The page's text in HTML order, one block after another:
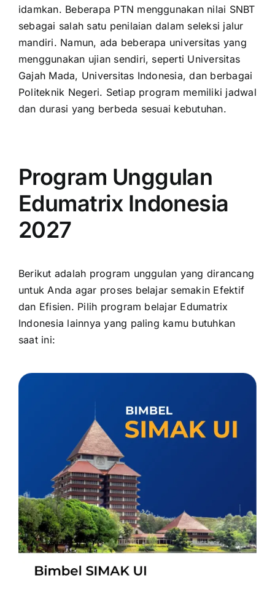
idamkan. Beberapa PTN menggunakan nilai SNBT
sebagai salah satu penilaian dalam seleksi jalur
mandiri. Namun, ada beberapa universitas yang
menggunakan ujian sendiri, seperti Universitas
Gajah Mada, Universitas Indonesia, dan berbagai
Politeknik Negeri. Setiap program memiliki jadwal
dan durasi yang berbeda sesuai kebutuhan.
Program Unggulan
Edumatrix Indonesia
2027
Berikut adalah program unggulan yang dirancang
untuk Anda agar proses belajar semakin Efektif
dan Efisien. Pilih program belajar Edumatrix
Indonesia lainnya yang paling kamu butuhkan
saat ini: